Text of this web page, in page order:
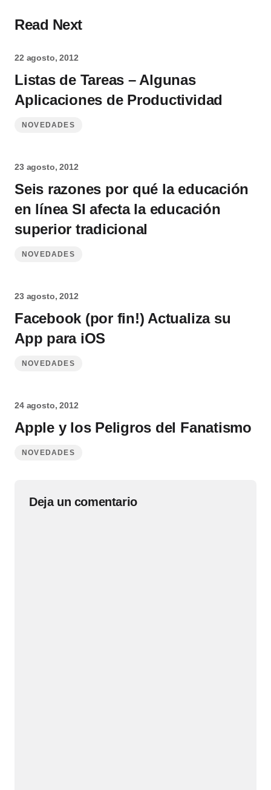
Read Next
22 agosto, 2012
Listas de Tareas – Algunas
Aplicaciones de Productividad
NOVEDADES
23 agosto, 2012
Seis razones por qué la educación
en línea SI afecta la educación
superior tradicional
NOVEDADES
23 agosto, 2012
Facebook (por fin!) Actualiza su
App para iOS
NOVEDADES
24 agosto, 2012
Apple y los Peligros del Fanatismo
NOVEDADES
Deja un comentario